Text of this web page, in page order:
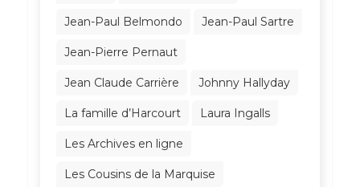
Jean-Paul Belmondo Jean-Paul Sartre
Jean-Pierre Pernaut
Jean Claude Carrière Johnny Hallyday
La famille d’Harcourt Laura Ingalls
Les Archives en ligne
Les Cousins de la Marquise